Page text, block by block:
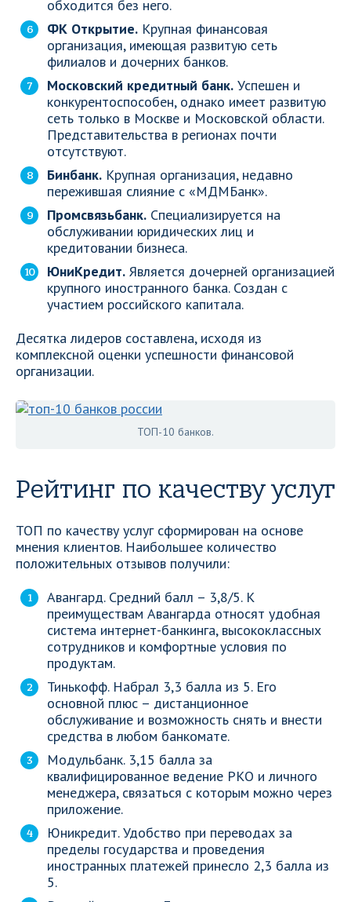
обходится без него.
ФК Открытие. Крупная финансовая
организация, имеющая развитую сеть
филиалов и дочерних банков.
Московский кредитный банк. Успешен и
конкурентоспособен, однако имеет развитую
сеть только в Москве и Московской области.
Представительства в регионах почти
отсутствуют.
Бинбанк. Крупная организация, недавно
пережившая слияние с «МДМБанк».
Промсвязьбанк. Специализируется на
обслуживании юридических лиц и
кредитовании бизнеса.
ЮниКредит. Является дочерней организацией
крупного иностранного банка. Создан с
участием российского капитала.
Десятка лидеров составлена, исходя из
комплексной оценки успешности финансовой
организации.
ТОП-10 банков.
Рейтинг по качеству услуг
ТОП по качеству услуг сформирован на основе
мнения клиентов. Наибольшее количество
положительных отзывов получили:
Авангард. Средний балл – 3,8/5. К
преимуществам Авангарда относят удобная
система интернет-банкинга, высококлассных
сотрудников и комфортные условия по
продуктам.
Тинькофф. Набрал 3,3 балла из 5. Его
основной плюс – дистанционное
обслуживание и возможность снять и внести
средства в любом банкомате.
Модульбанк. 3,15 балла за
квалифицированное ведение РКО и личного
менеджера, связаться с которым можно через
приложение.
Юникредит. Удобство при переводах за
пределы государства и проведения
иностранных платежей принесло 2,3 балла из
5.